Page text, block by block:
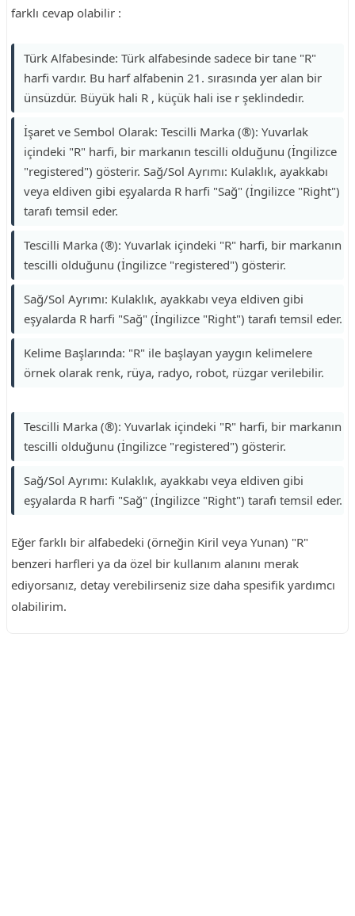
farklı cevap olabilir :
Türk Alfabesinde: Türk alfabesinde sadece bir tane "R"
harfi vardır. Bu harf alfabenin 21. sırasında yer alan bir
ünsüzdür. Büyük hali R , küçük hali ise r şeklindedir.
İşaret ve Sembol Olarak: Tescilli Marka (®): Yuvarlak
içindeki "R" harfi, bir markanın tescilli olduğunu (İngilizce
"registered") gösterir. Sağ/Sol Ayrımı: Kulaklık, ayakkabı
veya eldiven gibi eşyalarda R harfi "Sağ" (İngilizce "Right")
tarafı temsil eder.
Tescilli Marka (®): Yuvarlak içindeki "R" harfi, bir markanın
tescilli olduğunu (İngilizce "registered") gösterir.
Sağ/Sol Ayrımı: Kulaklık, ayakkabı veya eldiven gibi
eşyalarda R harfi "Sağ" (İngilizce "Right") tarafı temsil eder.
Kelime Başlarında: "R" ile başlayan yaygın kelimelere
örnek olarak renk, rüya, radyo, robot, rüzgar verilebilir.
Tescilli Marka (®): Yuvarlak içindeki "R" harfi, bir markanın
tescilli olduğunu (İngilizce "registered") gösterir.
Sağ/Sol Ayrımı: Kulaklık, ayakkabı veya eldiven gibi
eşyalarda R harfi "Sağ" (İngilizce "Right") tarafı temsil eder.
Eğer farklı bir alfabedeki (örneğin Kiril veya Yunan) "R"
benzeri harfleri ya da özel bir kullanım alanını merak
ediyorsanız, detay verebilirseniz size daha spesifik yardımcı
olabilirim.